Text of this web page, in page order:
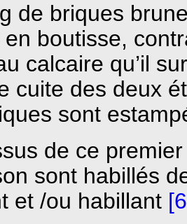
de briques
boutisse,
calcaire qu’il
cuite des deux
sont
de ce
sont habillés
et /ou habillant